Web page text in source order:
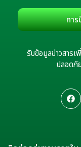
การ
รับข้อมูลข่าวสารเ
ปลอดภั